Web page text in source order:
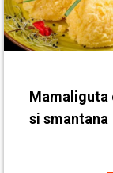
Mamaliguta
si smantana